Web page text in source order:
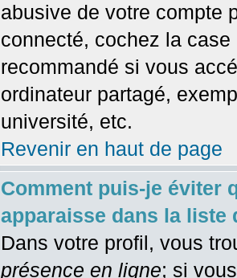
abusive de votre compte
connecté, cochez la
recommandé si vous
ordinateur partagé,
université, etc.
Revenir en haut de page
Comment puis-je éviter
apparaisse dans la liste
Dans votre profil, vous
présence en ligne; si